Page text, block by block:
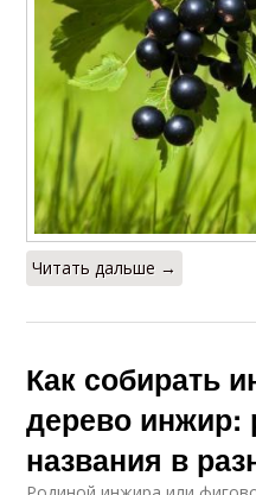
Читать дальше →
Как собирать
дерево инжир:
названия в